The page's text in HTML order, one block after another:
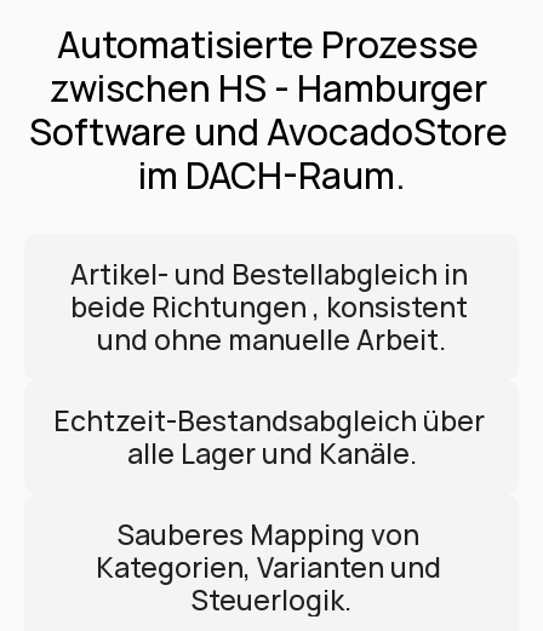
Automatisierte Prozesse
zwischen HS - Hamburger
Software und AvocadoStore
im DACH-Raum.
Artikel- und Bestellabgleich in
beide Richtungen , konsistent
und ohne manuelle Arbeit.
Echtzeit-Bestandsabgleich über
alle Lager und Kanäle.
Sauberes Mapping von
Kategorien, Varianten und
Steuerlogik.